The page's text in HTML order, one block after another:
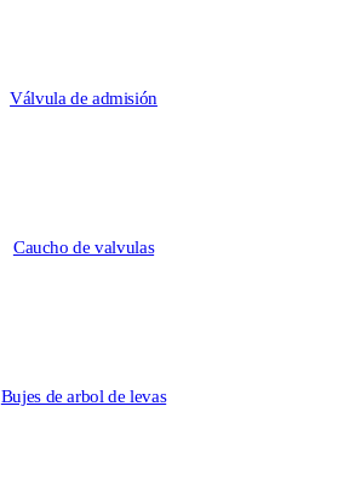
Válvula de admisión
Caucho de valvulas
Bujes de arbol de levas